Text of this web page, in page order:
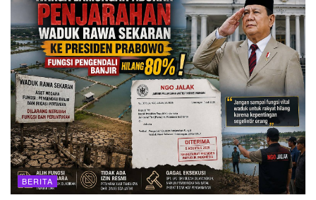
BERITA